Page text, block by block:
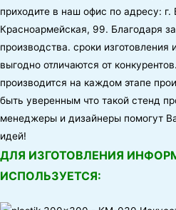
приходите в наш офис по адресу: г.
Красноармейская, 99. Благодаря
производства. сроки
выгодно отличаются от
производится на каждом этапе
быть уверенным что такой стенд
менеджеры и дизайнеры помогут
идей!
ДЛЯ ИЗГОТОВЛЕНИЯ
ИСПОЛЬЗУЕТСЯ: